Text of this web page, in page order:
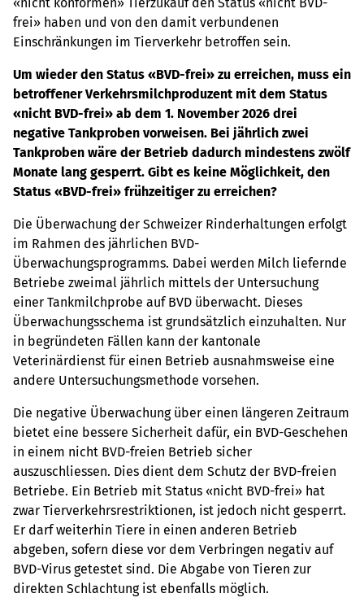
frei» haben und von den damit verbundenen
Einschränkungen im Tierverkehr betroffen sein.
Um wieder den Status «BVD-frei» zu erreichen, muss ein
betroffener Verkehrsmilchproduzent mit dem Status
«nicht BVD-frei» ab dem 1. November 2026 drei
negative Tankproben vorweisen. Bei jährlich zwei
Tankproben wäre der Betrieb dadurch mindestens zwölf
Monate lang gesperrt. Gibt es keine Möglichkeit, den
Status «BVD-frei» frühzeitiger zu erreichen?
Die Überwachung der Schweizer Rinderhaltungen erfolgt
im Rahmen des jährlichen BVD-
Überwachungsprogramms. Dabei werden Milch liefernde
Betriebe zweimal jährlich mittels der Untersuchung
einer Tankmilchprobe auf BVD überwacht. Dieses
Überwachungsschema ist grundsätzlich einzuhalten. Nur
in begründeten Fällen kann der kantonale
Veterinärdienst für einen Betrieb ausnahmsweise eine
andere Untersuchungsmethode vorsehen.
Die negative Überwachung über einen längeren Zeitraum
bietet eine bessere Sicherheit dafür, ein BVD-Geschehen
in einem nicht BVD-freien Betrieb sicher
auszuschliessen. Dies dient dem Schutz der BVD-freien
Betriebe. Ein Betrieb mit Status «nicht BVD-frei» hat
zwar Tierverkehrsrestriktionen, ist jedoch nicht gesperrt.
Er darf weiterhin Tiere in einen anderen Betrieb
abgeben, sofern diese vor dem Verbringen negativ auf
BVD-Virus getestet sind. Die Abgabe von Tieren zur
direkten Schlachtung ist ebenfalls möglich.